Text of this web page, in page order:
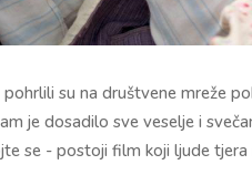
su na društvene mreže
je dosadilo sve veselje i
se - postoji film koji ljude tjera